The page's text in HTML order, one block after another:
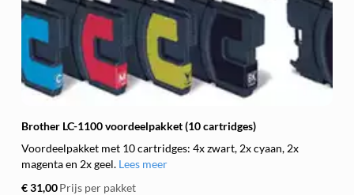
Brother LC-1100 voordeelpakket (10 cartridges)
Voordeelpakket met 10 cartridges: 4x zwart, 2x cyaan, 2x
magenta en 2x geel. Lees meer
€ 31,00Prijs per pakket